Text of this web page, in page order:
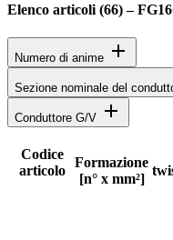
Elenco articoli (66)–
Numero di anime add
Sezione nominale del
Conduttore G/V add
Stato
Codice
articolo
Formazione
[n° x mm²]